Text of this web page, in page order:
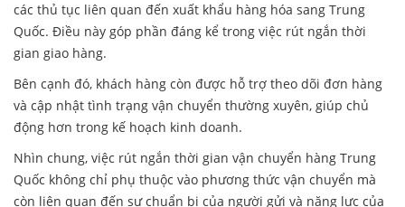
các thủ tục liên quan đến xuất khẩu hàng hóa sang Trung
Quốc. Điều này góp phần đáng kể trong việc rút ngắn thời
gian giao hàng.
Bên cạnh đó, khách hàng còn được hỗ trợ theo dõi đơn hàng
và cập nhật tình trạng vận chuyển thường xuyên, giúp chủ
động hơn trong kế hoạch kinh doanh.
Nhìn chung, việc rút ngắn thời gian vận chuyển hàng Trung
Quốc không chỉ phụ thuộc vào phương thức vận chuyển mà
còn liên quan đến sự chuẩn bị của người gửi và năng lực của